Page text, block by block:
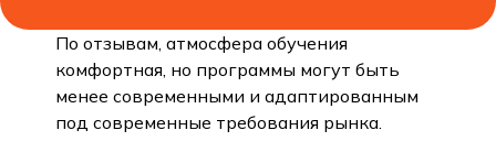
По отзывам, атмосфера обучения
комфортная, но программы могут быть
менее современными и адаптированным
под современные требования рынка.